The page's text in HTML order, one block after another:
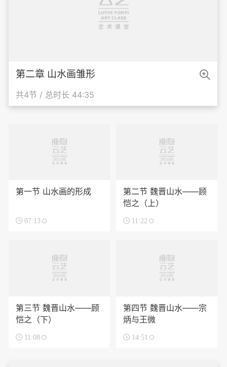
第二章 山水画雏形
共4节 / 总时长 44:35

第一节 山水画的形成
 07:13
第二节 魏晋山水——顾
恺之（上）
 11:22
第三节 魏晋山水——顾
恺之（下）
 11:08
第四节 魏晋山水——宗
炳与王微
 14:51